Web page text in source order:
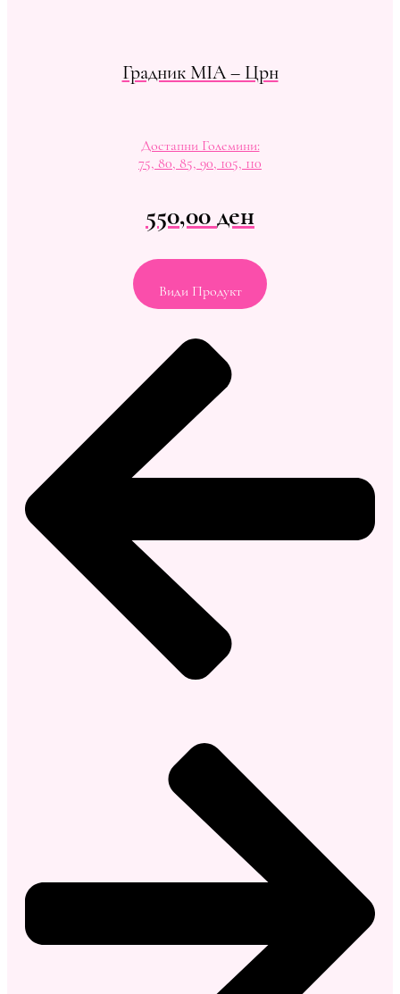
Градник MIA – Црн
Достапни Големини:
75, 80, 85, 90, 105, 110
550,00ден
Види Продукт